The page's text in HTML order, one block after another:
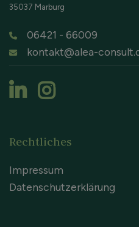
35037 Marburg
06421 - 66009
kontakt@alea-
Rechtliches
Impressum
Datenschutzerklärung